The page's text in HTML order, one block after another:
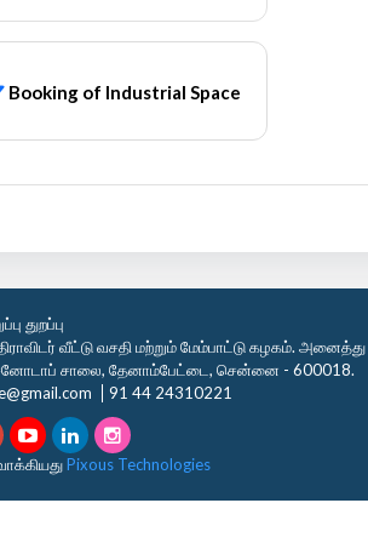
Booking of Industrial Space
துறப்பு
வீட்டு வசதி மற்றும் மேம்பாட்டு கழகம்.
சாலை, தேனாம்பேட்டை, சென்னை - 600018.
91 44 24310221
Pixous Technologies